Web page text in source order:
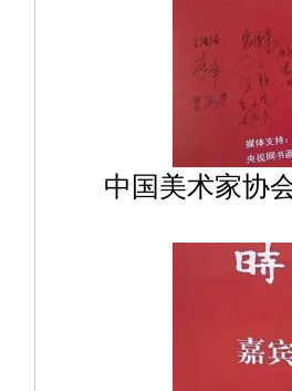
中国美术家协